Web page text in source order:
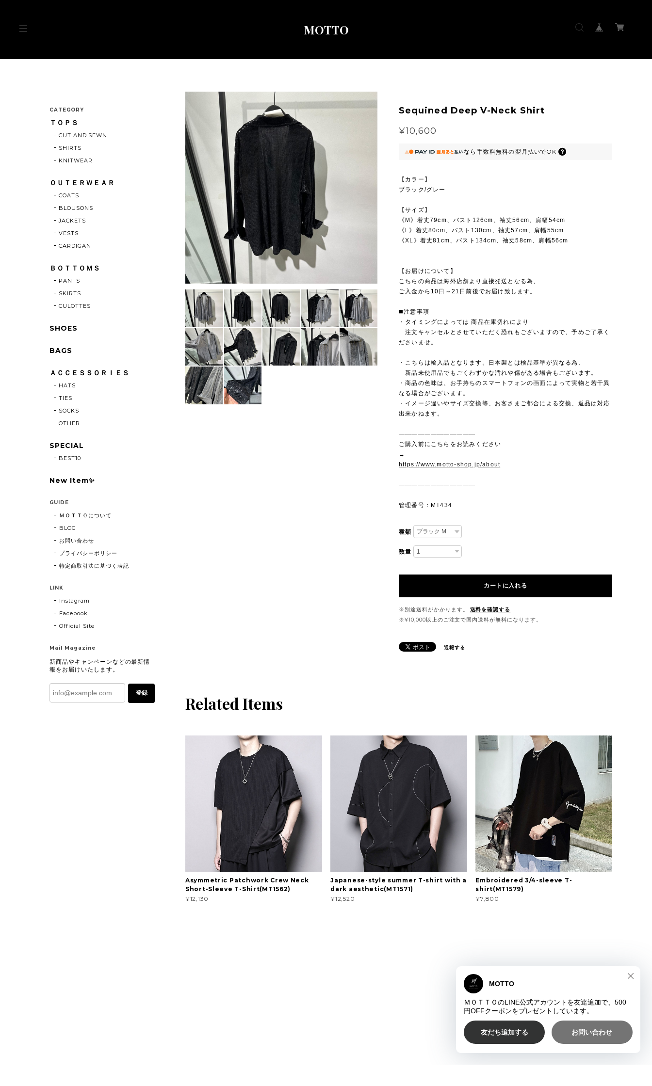
MOTTO
Sequined Deep V-Neck Shirt
¥10,600
なら 手数料無料の翌月払いでOK
【カラー】
ブラック/グレー
【サイズ】
《M》着丈79cm、バスト126cm、袖丈56cm、肩幅54cm
《L》着丈80cm、バスト130cm、袖丈57cm、肩幅55cm
《XL》着丈81cm、バスト134cm、袖丈58cm、肩幅56cm
【お届けについて】
こちらの商品は海外店舗より直接発送となる為、
ご入金から10日～21日前後でお届け致します。
◼️注意事項
・タイミングによっては 商品在庫切れにより
注文キャンセルとさせていただく恐れもございますので、予めご了承く
ださいませ。
・こちらは輸入品となります。日本製とは検品基準が異なる為、
新品未使用品でもごくわずかな汚れや傷がある場合もございます。
・商品の色味は、お手持ちのスマートフォンの画面によって実物と若干異
なる場合がございます。
・イメージ違いやサイズ交換等、お客さまご都合による交換、返品は対応
出来かねます。
————————————
ご購入前にこちらをお読みください
→
https://www.motto-shop.jp/about
————————————
管理番号：MT434
種類
数量
カートに入れる
※別途送料がかかります。
送料を確認する
※¥10,000以上のご注文で国内送料が無料になります。
通報する
Related Items
Asymmetric Patchwork Crew Neck
Short-Sleeve T-Shirt(MT1562)
¥12,130
Japanese-style summer T-shirt with a
dark aesthetic(MT1571)
¥12,520
Embroidered 3/4-sleeve T-
shirt(MT1579)
¥7,800
CATEGORY
ＴＯＰＳ
CUT AND SEWN
SHIRTS
KNITWEAR
ＯＵＴＥＲＷＥＡＲ
COATS
BLOUSONS
JACKETS
VESTS
CARDIGAN
ＢＯＴＴＯＭＳ
PANTS
SKIRTS
CULOTTES
SHOES
BAGS
ＡＣＣＥＳＳＯＲＩＥＳ
HATS
TIES
SOCKS
OTHER
SPECIAL
BEST10
New Item✨
GUIDE
ＭＯＴＴＯについて
BLOG
お問い合わせ
プライバシーポリシー
特定商取引法に基づく表記
LINK
Instagram
Facebook
Official Site
Mail Magazine
新商品やキャンペーンなどの最新情
報をお届けいたします。
登録